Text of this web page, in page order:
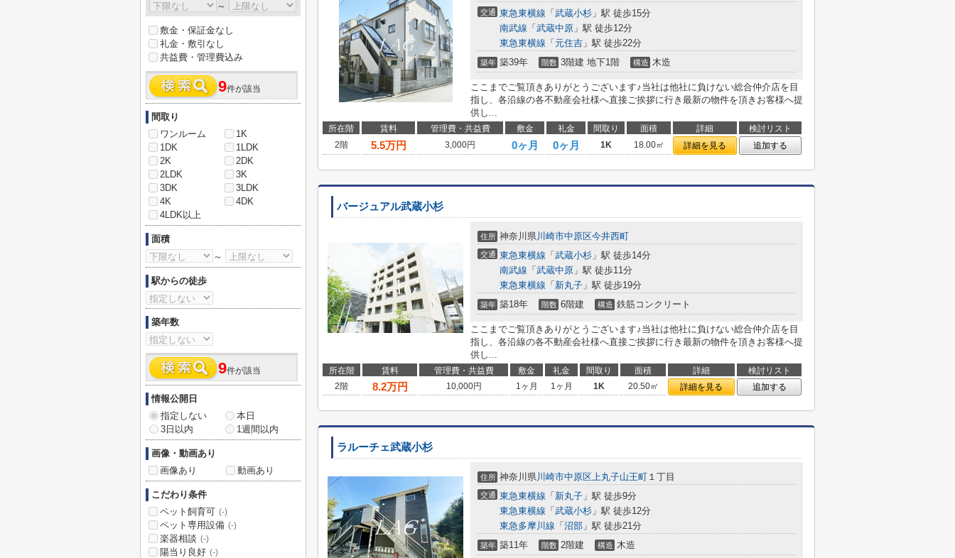
交通 東急東横線 「 武蔵小杉 」駅 徒歩15分
南武線 「 武蔵中原 」駅 徒歩12分
東急東横線 「 元住吉 」駅 徒歩22分
築年 築39年 階数 3階建 地下1階 構造 木造
ここまでご覧頂きありがとうございます♪当社は他社に負けない総合仲介店を目
指し、各沿線の各不動産会社様へ直接ご挨拶に行き最新の物件を頂きお客様へ提
供し...
所在階 賃料 管理費・共益費 敷金 礼金 間取り 面積 詳細
検討リスト
2階
5.5万円 3,000円 0ヶ月 0ヶ月 1K 18.00㎡ 詳細を見る 追加する
バージュアル武蔵小杉
住所 神奈川県川崎市中原区今井西町
交通 東急東横線 「 武蔵小杉 」駅 徒歩14分
南武線 「 武蔵中原 」駅 徒歩11分
東急東横線 「 新丸子 」駅 徒歩19分
築年 築18年 階数 6階建 構造 鉄筋コンクリート
ここまでご覧頂きありがとうございます♪当社は他社に負けない総合仲介店を目
指し、各沿線の各不動産会社様へ直接ご挨拶に行き最新の物件を頂きお客様へ提
供し...
所在階 賃料 管理費・共益費 敷金 礼金 間取り 面積 詳細
検討リスト
2階
8.2万円 10,000円 1ヶ月 1ヶ月 1K 20.50㎡ 詳細を見る 追加する
ラルーチェ武蔵小杉
住所 神奈川県川崎市中原区上丸子山王町 １丁目
交通 東急東横線 「 新丸子 」駅 徒歩9分
東急東横線 「 武蔵小杉 」駅 徒歩12分
東急多摩川線 「 沼部 」駅 徒歩21分
築年 築11年 階数 2階建 構造 木造
～
敷金・保証金なし
礼金・敷引なし
共益費・管理費込み
9件が該当
間取り
ワンルーム
1K
1DK
1LDK
2K
2DK
2LDK
3K
3DK
3LDK
4K
4DK
4LDK以上
面積
～
駅からの徒歩
築年数
9件が該当
情報公開日
指定しない
本日
3日以内
1週間以内
画像・動画あり
画像あり
動画あり
こだわり条件
ペット飼育可 (-)
ペット専用設備 (-)
楽器相談 (-)
陽当り良好 (-)